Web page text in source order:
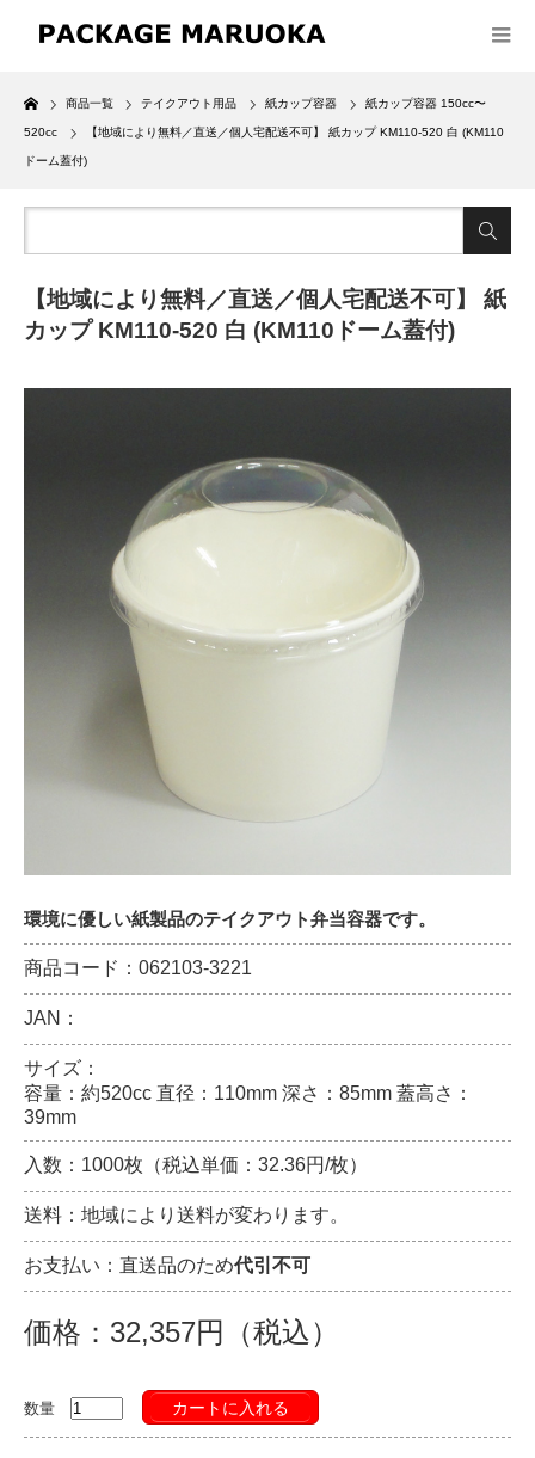
Home
商品一覧 テイクアウト用品 紙カップ容器 紙カップ容器 150cc〜
520cc 【地域により無料／直送／個人宅配送不可】 紙カップ KM110-520 白 (KM110
ドーム蓋付)
【地域により無料／直送／個人宅配送不可】 紙
カップ KM110-520 白 (KM110ドーム蓋付)
環境に優しい紙製品のテイクアウト弁当容器です。
商品コード：062103-3221
JAN：
サイズ：
容量：約520cc 直径：110mm 深さ：85mm 蓋高さ：
39mm
入数：1000枚（税込単価：32.36円/枚）
送料：地域により送料が変わります。
お支払い：直送品のため代引不可
価格：32,357円（税込）
数量 カートに入れる